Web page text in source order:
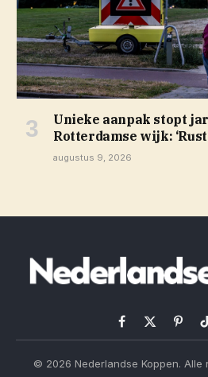
Unieke aanpak stopt
Rotterdamse wijk:
augustus 9, 2026
Facebook
X
© 2026 Nederlandse Koppen. Alle